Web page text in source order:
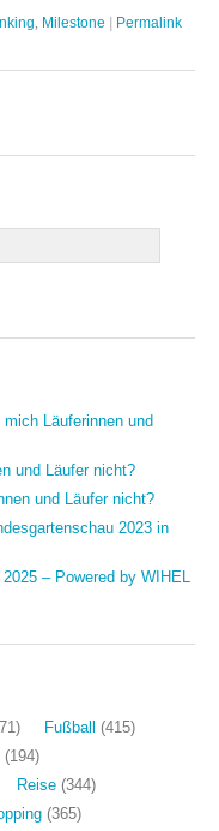
Milestone | Permalink
Läuferinnen und
und Läufer nicht?
und Läufer nicht?
2023 in
– Powered by WIHEL
Fußball
(415)
(194)
Reise (344)
(365)